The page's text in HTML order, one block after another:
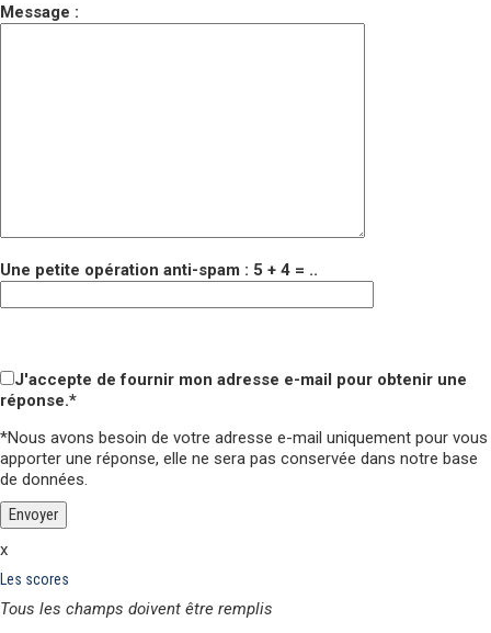
Message :
Une petite opération anti-spam : 5 + 4 = ..
J'accepte de fournir mon adresse e-mail pour obtenir une
réponse.*
*Nous avons besoin de votre adresse e-mail uniquement pour vous
apporter une réponse, elle ne sera pas conservée dans notre base
de données.
x
Les scores
Tous les champs doivent être remplis